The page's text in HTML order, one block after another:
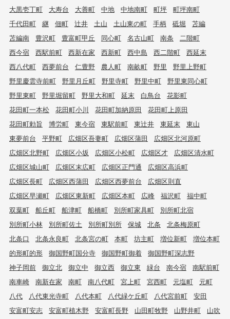
大黒壱丁町
大寿台 大善町 中地 中地南町 町坪
町坪南町
千代田町
継 佃町 辻井 土山 土山東の町 手柄 砥堀
苫編
苫編南
豊沢町 豊富町甲丘 同心町 名古山町 南条
二階町
西今宿
西駅前町 西新在家 西新町 西中島 西二階町
西延末
西八代町
西夢前台 仁豊野 農人町 南畝町 野里
野里上野町
野里慶雲寺前町
野里月丘町 野里寺町 野里中町
野里東同心町
野里東町
野里堀留町 野里大和町 延末 白鳥台
花影町
花田町一本松
花田町小川 花田町加納原田
花田町上原田
花田町勅旨
博労町 東今宿 東駅前町 東辻井 東延末
東山
東夢前台
平野町 広畑区吾妻町 広畑区蒲田
広畑区北河原町
広畑区北野町
広畑区小坂 広畑区小松町 広畑区才
広畑区清水町
広畑区城山町
広畑区末広町 広畑区正門通
広畑区高浜町
広畑区長町
広畑区西蒲田 広畑区西夢前台
広畑区則直
広畑区早瀬町
広畑区東新町 広畑区本町 広峰 福沢町
福中町
双葉町
船丘町 船津町 船橋町 別所町家具町
別所町北宿
別所町小林
別所町佐土 別所町別所 保城 北条
北条梅原町
北条口
北条永良町 北条宮の町 本町 坊主町 増位新町
増位本町
的形町的形
御国野町国分寺 御国野町御着
御国野町深志野
神子岡前
御立北 御立中 御立西 御立東 緑台 南今宿
南駅前町
南車崎
南新在家 南町 南八代町 宮上町 宮西町 元塩町
元町
八代
八代東光寺町 八代本町 八代緑ケ丘町 八代宮前町
安田
安富町安志
安富町植木野 安富町長野 山田町牧野 山野井町
山吹